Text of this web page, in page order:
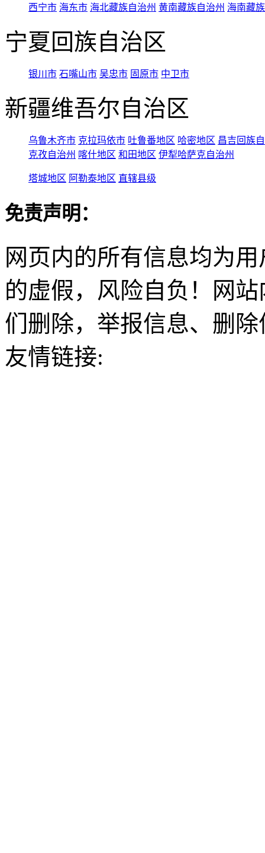
西宁市 海东市 海北藏族自治州 黄南藏族自治州 海南藏
宁夏回族自治区
银川市 石嘴山市 吴忠市 固原市 中卫市
新疆维吾尔自治区
乌鲁木齐市 克拉玛依市 吐鲁番地区 哈密地区 昌吉回族
克孜自治州 喀什地区 和田地区 伊犁哈萨克自治州
塔城地区 阿勒泰地区 直辖县级
免责声明：
网页内的所有信息均为
的虚假，风险自负！网
们删除，举报信息、删
友情链接: